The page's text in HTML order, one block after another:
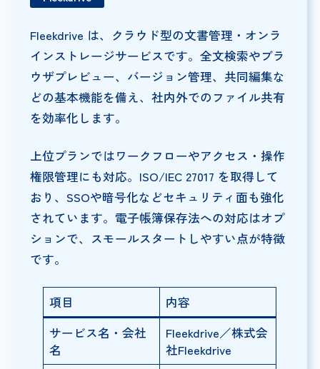
Fleekdrive は、クラウド型の文書管理・オンラ
インストレージサービスです。全文検索やブラ
ウザプレビュー、バージョン管理、共同編集な
どの基本機能を備え、社内外でのファイル共有
を効率化します。
上位プランではワークフローやアクセス・操作
権限管理にも対応。ISO/IEC 27017 を取得して
おり、SSOや暗号化などセキュリティ面も強化
されています。電子帳簿保存法への対応はオプ
ションで、スモールスタートしやすい点が特徴
です。
項目
内容
サービス名・会社
名
Fleekdrive／株式会
社Fleekdrive